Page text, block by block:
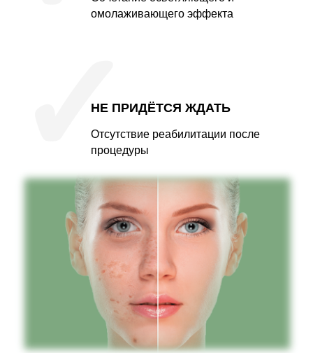
омолаживающего эффекта
НЕ ПРИДЁТСЯ ЖДАТЬ
Отсутствие реабилитации после
процедуры
✓